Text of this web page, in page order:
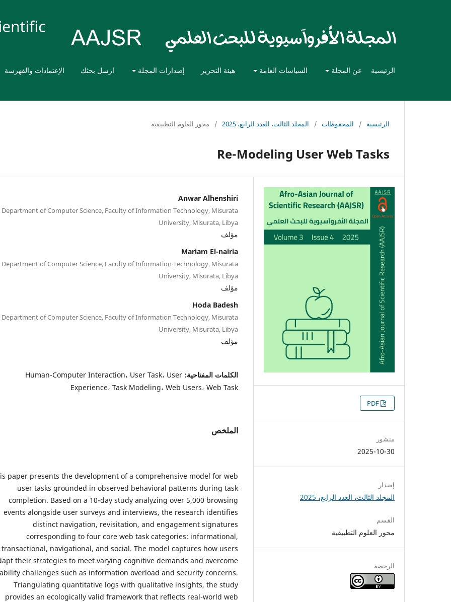
الرئيسية عن المجلة السياسات العامة هيئة التحرير إصدارات المجلة ارسل بحثك الإعتمادات والفهرسة
الرئيسية / المحفوظات / المجلد الثالث، العدد الرابع، 2025 / محور العلوم التطبيقية
Re-Modeling User Web Tasks
Anwar Alhenshiri
Department of Computer Science, Faculty of Information Technology, Misurata
University, Misurata, Libya
مؤلف
Mariam El-nairia
Department of Computer Science, Faculty of Information Technology, Misurata
University, Misurata, Libya
مؤلف
Hoda Badesh
Department of Computer Science, Faculty of Information Technology, Misurata
University, Misurata, Libya
مؤلف
الكلمات المفتاحية: Human-Computer Interaction، User Task، User
Experience، Task Modeling، Web Users، Web Task
الملخص
paper presents the development of a comprehensive model for web
user tasks grounded in observed behavioral patterns during task
completion. Based on a 10-day study analyzing over 5,000 browsing
events alongside user surveys and interviews, the research identifies
distinct navigation, revisitation, and engagement signatures
corresponding to four core web task categories: informational,
transactional, navigational, and social. The model captures how users
their strategies to meet varying cognitive demands and overcome
challenges such as information overload and security concerns.
Triangulating quantitative logs with qualitative insights, the study
provides an ecologically valid framework that reflects real-world web
التنزيلات
PDF
منشور
2025-10-30
إصدار
المجلد الثالث، العدد الرابع، 2025
القسم
محور العلوم التطبيقية
الرخصة